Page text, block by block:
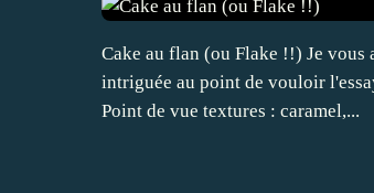
Cake au flan (ou Flake !!) Je vous
intriguée au point de vouloir
Point de vue textures : caramel,...